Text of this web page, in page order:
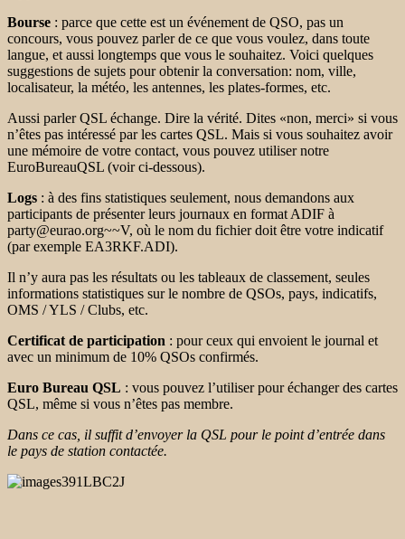
Bourse : parce que cette est un événement de QSO, pas un
concours, vous pouvez parler de ce que vous voulez, dans toute
langue, et aussi longtemps que vous le souhaitez. Voici quelques
suggestions de sujets pour obtenir la conversation: nom, ville,
localisateur, la météo, les antennes, les plates-formes, etc.
Aussi parler QSL échange. Dire la vérité. Dites «non, merci» si vous
n’êtes pas intéressé par les cartes QSL. Mais si vous souhaitez avoir
une mémoire de votre contact, vous pouvez utiliser notre
EuroBureauQSL (voir ci-dessous).
Logs : à des fins statistiques seulement, nous demandons aux
participants de présenter leurs journaux en format ADIF à
party@eurao.org~~V, où le nom du fichier doit être votre indicatif
(par exemple EA3RKF.ADI).
Il n’y aura pas les résultats ou les tableaux de classement, seules
informations statistiques sur le nombre de QSOs, pays, indicatifs,
OMS / YLS / Clubs, etc.
Certificat de participation : pour ceux qui envoient le journal et
avec un minimum de 10% QSOs confirmés.
Euro Bureau QSL : vous pouvez l’utiliser pour échanger des cartes
QSL, même si vous n’êtes pas membre.
Dans ce cas, il suffit d’envoyer la QSL pour le point d’entrée dans
le pays de station contactée.